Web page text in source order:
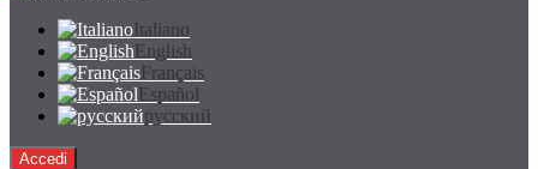
Italiano
English
Français
Español
русский
Accedi